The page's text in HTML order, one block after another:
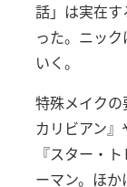
話」は実在
った。 ニッ
いく。
特殊メイクの
カリビアン』
『スター・
ーマン。 ほか